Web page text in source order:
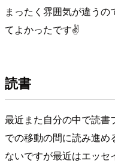
まったく雰囲気が違う
てよかったです✌️
読書
最近また自分の中で読書
での移動の間に読み進
ないですが最近はエッセ